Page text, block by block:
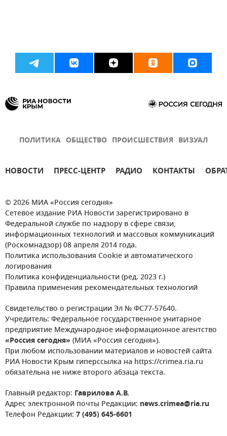
ПОЛИТИКА ОБЩЕСТВО ПРОИСШЕСТВИЯ ВИЗУАЛ
НОВОСТИ ПРЕСС-ЦЕНТР РАДИО КОНТАКТЫ
© 2026 МИА «Россия сегодня»
Сетевое издание РИА Новости зарегистрировано в
Федеральной службе по надзору в сфере связи,
информационных технологий и массовых коммуникаций
(Роскомнадзор) 08 апреля 2014 года.
Политика использования Cookie и автоматического
логирования
Политика конфиденциальности (ред. 2023 г.)
Правила применения рекомендательных технологий
Свидетельство о регистрации Эл № ФС77-57640.
Учредитель: Федеральное государственное унитарное
предприятие Международное информационное агентство
«Россия сегодня» (МИА «Россия сегодня»).
При любом использовании материалов и новостей сайта
РИА Новости Крым гиперссылка на https://crimea.ria.ru
обязательна не ниже второго абзаца текста.
Главный редактор: Гаврилова А.В.
Адрес электронной почты Редакции: news.crimea@ria.ru
Телефон Редакции: 7 (495) 645-6601